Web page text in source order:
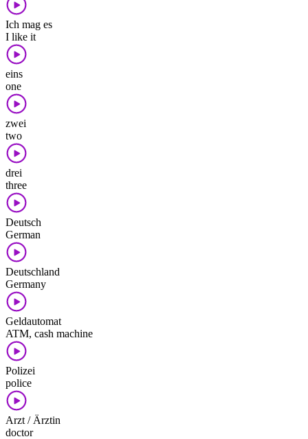
Ich mag es
I like it
eins
one
zwei
two
drei
three
Deutsch
German
Deutschland
Germany
Geldautomat
ATM, cash machine
Polizei
police
Arzt / Ärztin
doctor